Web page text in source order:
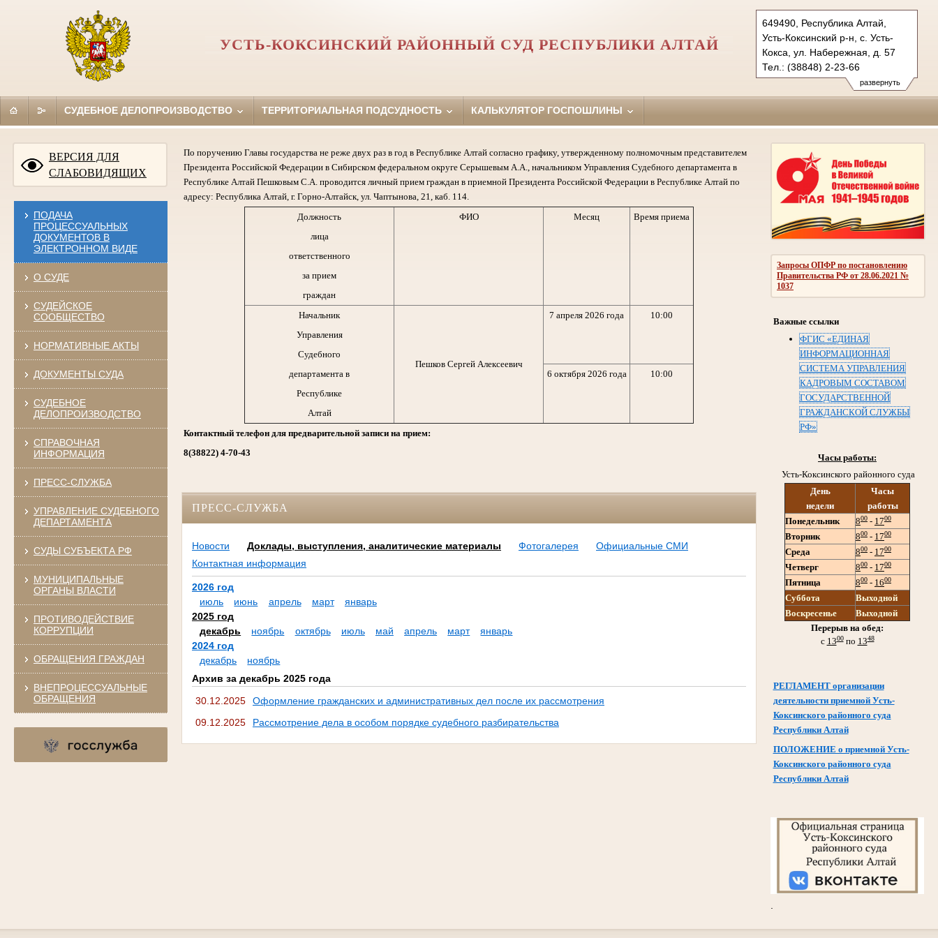
развернуть
649490, Республика Алтай,
Усть-Коксинский р-н, с. Усть-
Кокса, ул. Набережная, д. 57
Тел.: (38848) 2-23-66
ust-koksinsky.ralt@sudrf.ru
УСТЬ-КОКСИНСКИЙ РАЙОННЫЙ СУД РЕСПУБЛИКИ АЛТАЙ
СУДЕБНОЕ ДЕЛОПРОИЗВОДСТВО ТЕРРИТОРИАЛЬНАЯ ПОДСУДНОСТЬ КАЛЬКУЛЯТОР ГОСПОШЛИНЫ
ВЕРСИЯ ДЛЯ
СЛАБОВИДЯЩИХ
ПОДАЧА
ПРОЦЕССУАЛЬНЫХ
ДОКУМЕНТОВ В
ЭЛЕКТРОННОМ ВИДЕ
О СУДЕ
СУДЕЙСКОЕ
СООБЩЕСТВО
НОРМАТИВНЫЕ АКТЫ
ДОКУМЕНТЫ СУДА
СУДЕБНОЕ
ДЕЛОПРОИЗВОДСТВО
СПРАВОЧНАЯ
ИНФОРМАЦИЯ
ПРЕСС-СЛУЖБА
УПРАВЛЕНИЕ СУДЕБНОГО
ДЕПАРТАМЕНТА
СУДЫ СУБЪЕКТА РФ
МУНИЦИПАЛЬНЫЕ
ОРГАНЫ ВЛАСТИ
ПРОТИВОДЕЙСТВИЕ
КОРРУПЦИИ
ОБРАЩЕНИЯ ГРАЖДАН
ВНЕПРОЦЕССУАЛЬНЫЕ
ОБРАЩЕНИЯ
Запросы ОПФР по постановлению
Правительства РФ от 28.06.2021 №
1037
Важные ссылки
ФГИС «ЕДИНАЯ
ИНФОРМАЦИОННАЯ
СИСТЕМА УПРАВЛЕНИЯ
КАДРОВЫМ СОСТАВОМ
ГОСУДАРСТВЕННОЙ
ГРАЖДАНСКОЙ СЛУЖБЫ
РФ»
Часы работы:
Усть-Коксинского районного суда
День
недели
Часы
работы
Понедельник
800 - 1700
Вторник 800 - 1700
Среда 800 - 1700
Четверг 800 - 1700
Пятница 800 - 1600
Суббота
Выходной
Воскресенье
Выходной
Перерыв на обед:
с 1300по 1348
РЕГЛАМЕНТ организации
деятельности приемной Усть-
Коксинского районного суда
Республики Алтай
ПОЛОЖЕНИЕ о приемной Усть-
Коксинского районного суда
Республики Алтай
По поручению Главы государства не реже двух раз в год в Республике Алтай согласно графику, утвержденному полномочным представителем
Президента Российской Федерации в Сибирском федеральном округе Серышевым А.А., начальником Управления Судебного департамента в
Республике Алтай Пешковым С.А. проводится личный прием граждан в приемной Президента Российской Федерации в Республике Алтай по
адресу: Республика Алтай, г. Горно-Алтайск, ул. Чаптынова, 21, каб. 114.
Должность
лица
ответственного
за прием
граждан
ФИО Месяц Время приема
Начальник
Управления
Судебного
департамента в
Республике
Алтай
Пешков Сергей Алексеевич
7 апреля 2026 года 10:00
6 октября 2026 года 10:00
Контактный телефон для предварительной записи на прием:
8(38822) 4-70-43
ПРЕСС-СЛУЖБА
Новости Доклады, выступления, аналитические материалы Фотогалерея
Официальные СМИ
Контактная информация
2026 год
июль
июнь апрель март
январь
2025 год
декабрь
ноябрь октябрь июль май апрель март
январь
2024 год
декабрь
ноябрь
Архив за декабрь 2025 года
30.12.2025
Оформление гражданских и административных дел после их рассмотрения
09.12.2025
Рассмотрение дела в особом порядке судебного разбирательства